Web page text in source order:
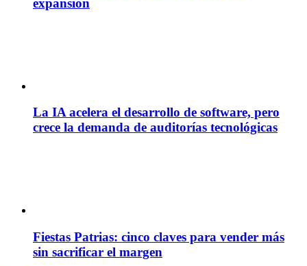
expansión
La IA acelera el desarrollo de software, pero
crece la demanda de auditorías tecnológicas
Fiestas Patrias: cinco claves para vender más
sin sacrificar el margen